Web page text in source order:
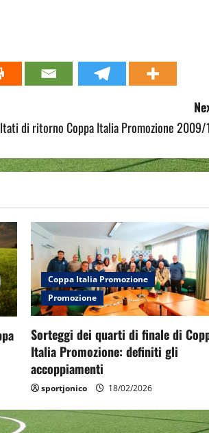
di ritorno Coppa Italia Promozione 2009/
Coppa Italia Promozione
Promozione
Sorteggi dei quarti di finale di
Italia Promozione: definiti gli
accoppiamenti
sportjonico 18/02/2026